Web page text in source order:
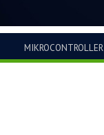
MIKROCONTROLLER